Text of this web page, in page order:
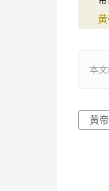
黄帝
本
黄